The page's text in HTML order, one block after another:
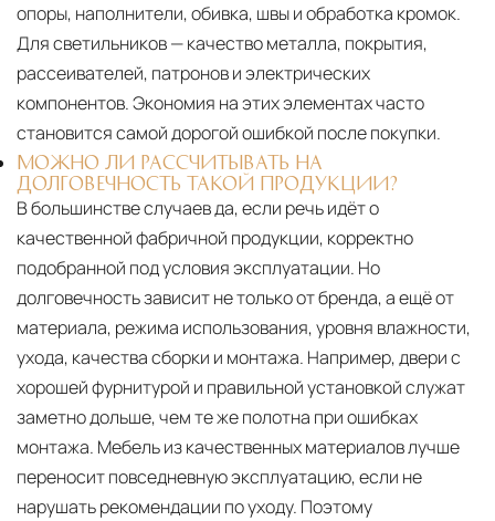
опоры, наполнители, обивка, швы и обработка кромок.
Для светильников — качество металла, покрытия,
рассеивателей, патронов и электрических
компонентов. Экономия на этих элементах часто
становится самой дорогой ошибкой после покупки.
МОЖНО ЛИ РАССЧИТЫВАТЬ НА
ДОЛГОВЕЧНОСТЬ ТАКОЙ ПРОДУКЦИИ?
В большинстве случаев да, если речь идёт о
качественной фабричной продукции, корректно
подобранной под условия эксплуатации. Но
долговечность зависит не только от бренда, а ещё от
материала, режима использования, уровня влажности,
ухода, качества сборки и монтажа. Например, двери с
хорошей фурнитурой и правильной установкой служат
заметно дольше, чем те же полотна при ошибках
монтажа. Мебель из качественных материалов лучше
переносит повседневную эксплуатацию, если не
нарушать рекомендации по уходу. Поэтому